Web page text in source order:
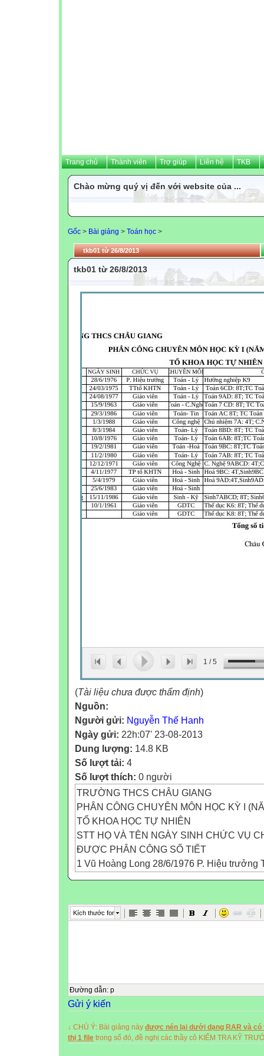
Trang chủ Thành viên Trợ giúp Liên hệ TKB
Chào mừng quý vị đến với website của ...
Gốc > Bài giảng > Toán học >
tkb01 từ 26/8/2013
tkb01 từ 26/8/2013
1 /5
(Tài liệu chưa được thẩm định)
Nguồn:
Người gửi: Nguyễn Thế Hanh
Ngày gửi: 22h:07' 23-08-2013
Dung lượng: 14.8 KB
Số lượt tải: 4
Số lượt thích: 0 người
TRƯỜNG THCS CHÂU GIANG
PHÂN CÔNG CHUYÊN MÔN HỌC KỲ I
TỔ KHOA HỌC TỰ NHIÊN
STT HỌ VÀ TÊN NGÀY SINH CHỨC VỤ
ĐƯỢC PHÂN CÔNG SỐ TIẾT
1 Vũ Hoàng Long 28/6/1976 P. Hiệu trưởng
2
Toán 6CD: 2T; Lý 9BCD: 6T 16
3 Nguyễn Văn Ba 24/08/1977 Giáo viên
Toán 8AC: 2T; MT8: 4T; PT phòng máy tính:
6 Phạm Thị Giỏi 1/3/1988 Giáo viên Công
7 Trịnh Thị Thu Hà 8/3/1984 Giáo viên
BD: 2T; Lý 8ABCD: 4T 14
Kích thước font
Đường dẫn: p
Gửi ý kiến
↓ CHÚ Ý: Bài giảng này được nén lại dưới dạng RAR và có
thị 1 file trong số đó, đề nghị các thầy cô KIỂM TRA KỸ